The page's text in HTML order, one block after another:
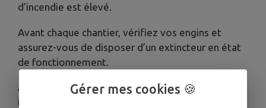
d’incendie est élevé.
Avant chaque chantier, vérifiez vos engins et
assurez-vous de disposer d’un extincteur en état
de fonctionnement.
Au moindre départ de feu, appelez
immédiatement le 18.
Gérer mes cookies 🍪